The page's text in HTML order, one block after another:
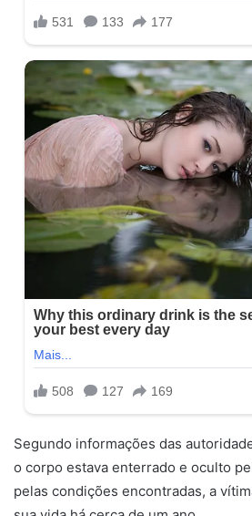
Segundo informações das
o corpo estava enterrado e oculto
pelas condições encontradas, a